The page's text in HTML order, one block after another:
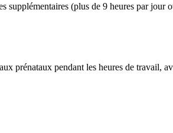
supplémentaires (plus de 9 heures par
prénataux pendant les heures de